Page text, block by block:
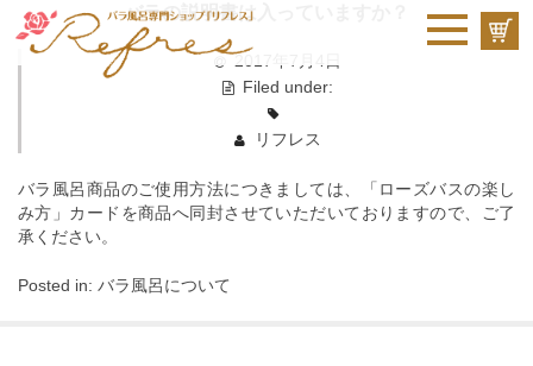
バラの説明書は入っていますか？
2017年7月4日
Filed under:
リフレス
バラ風呂商品のご使用方法につきましては、「ローズバスの楽し
み方」カードを商品へ同封させていただいておりますので、ご了
承ください。
Posted in: バラ風呂について